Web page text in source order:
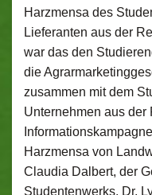
Harzmensa des
Lieferanten aus der
war das den
die
zusammen mit dem
Unternehmen aus der
Harzmensa von
Claudia Dalbert, der
Studentenwerks, Dr.